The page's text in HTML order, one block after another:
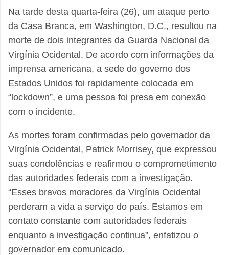
Na tarde desta quarta-feira (26), um ataque perto
da Casa Branca, em Washington, D.C., resultou na
morte de dois integrantes da Guarda Nacional da
Virgínia Ocidental. De acordo com informações da
imprensa americana, a sede do governo dos
Estados Unidos foi rapidamente colocada em
“lockdown”, e uma pessoa foi presa em conexão
com o incidente.
As mortes foram confirmadas pelo governador da
Virgínia Ocidental, Patrick Morrisey, que expressou
suas condolências e reafirmou o comprometimento
das autoridades federais com a investigação.
“Esses bravos moradores da Virgínia Ocidental
perderam a vida a serviço do país. Estamos em
contato constante com autoridades federais
enquanto a investigação continua”, enfatizou o
governador em comunicado.